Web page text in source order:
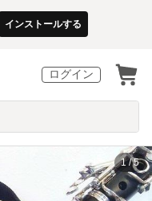
インストールする
ログイン
1 / 5